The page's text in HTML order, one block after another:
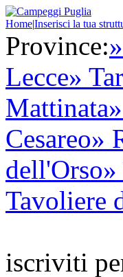
Home|Inserisci la tua
Province:
Lecce»
Mattinata
Cesareo»
dell'Orso»
Tavoliere
iscriviti